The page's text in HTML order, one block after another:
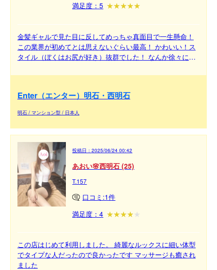
満足度：5
金髪ギャルで見た目に反してめっちゃ真面目で一生懸命！
この業界が初めてとは思えないぐらい最高！ かわいい！ス
タイル（ぼくはお尻が好き）抜群でした！ なんか徐々に素
た！ リピ間違い無し！ 2人だけの約束もしたから、近々い
Enter（エンター）明石・西明石
明石 / マンション型 / 日本人
投稿日：2025/06/24 00:42
あおい🌸西明石 (25)
T.157
口コミ:1件
満足度：4
この店はじめて利用しました。 綺麗なルックスに細い体型
でタイプな人だったので良かったです マッサージも癒され
ました